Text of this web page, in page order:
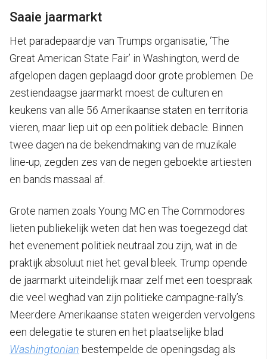
Saaie jaarmarkt
Het paradepaardje van Trumps organisatie, ‘The
Great American State Fair’ in Washington, werd de
afgelopen dagen geplaagd door grote problemen. De
zestiendaagse jaarmarkt moest de culturen en
keukens van alle 56 Amerikaanse staten en territoria
vieren, maar liep uit op een politiek debacle. Binnen
twee dagen na de bekendmaking van de muzikale
line-up, zegden zes van de negen geboekte artiesten
en bands massaal af.
Grote namen zoals Young MC en The Commodores
lieten publiekelijk weten dat hen was toegezegd dat
het evenement politiek neutraal zou zijn, wat in de
praktijk absoluut niet het geval bleek. Trump opende
de jaarmarkt uiteindelijk maar zelf met een toespraak
die veel weghad van zijn politieke campagne-rally’s.
Meerdere Amerikaanse staten weigerden vervolgens
een delegatie te sturen en het plaatselijke blad
Washingtonian bestempelde de openingsdag als